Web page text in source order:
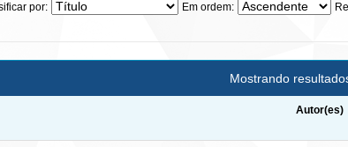
por: Em ordem:
Mostrando
Autor(es)